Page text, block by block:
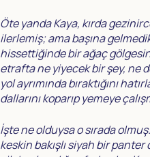
Öte yanda Kaya, kırda
ilerlemiş; ama başına gelmedik
hissettiğinde bir ağaç
etrafta ne yiyecek bir şey, ne
yol ayrımında bıraktığını
dallarını koparıp yemeye
İşte ne olduysa o sırada
keskin bakışlı siyah bir panter